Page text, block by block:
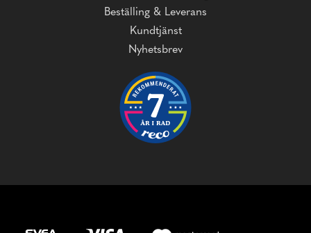
Beställing & Leverans
Kundtjänst
Nyhetsbrev